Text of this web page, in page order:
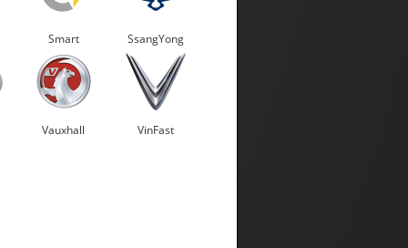
Smart SsangYong
Vauxhall VinFast